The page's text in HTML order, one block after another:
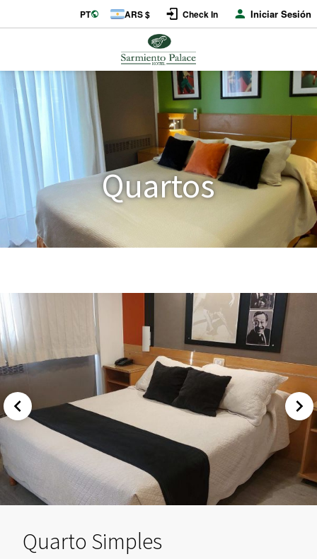
PT ARS $ Check In Iniciar Sesión
Quartos
Quarto Simples